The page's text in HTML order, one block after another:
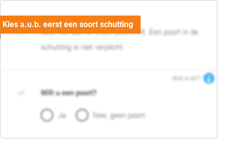
05. Poort
Geef hier aan of u een poort wilt. Een poort in de
schutting is niet verplicht.
Wat is dit?
Wilt u een poort?
Ja Nee, geen poort